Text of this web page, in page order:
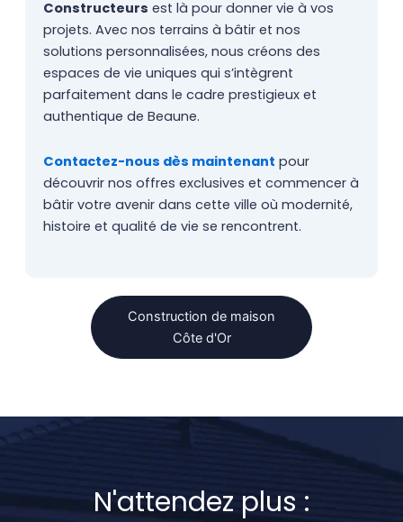
Constructeurs est là pour donner vie à vos
projets. Avec nos terrains à bâtir et nos
solutions personnalisées, nous créons des
espaces de vie uniques qui s’intègrent
parfaitement dans le cadre prestigieux et
authentique de Beaune.
Contactez-nous dès maintenant pour
découvrir nos offres exclusives et commencer à
bâtir votre avenir dans cette ville où modernité,
histoire et qualité de vie se rencontrent.
Construction de maison
Côte d'Or
N'attendez plus :